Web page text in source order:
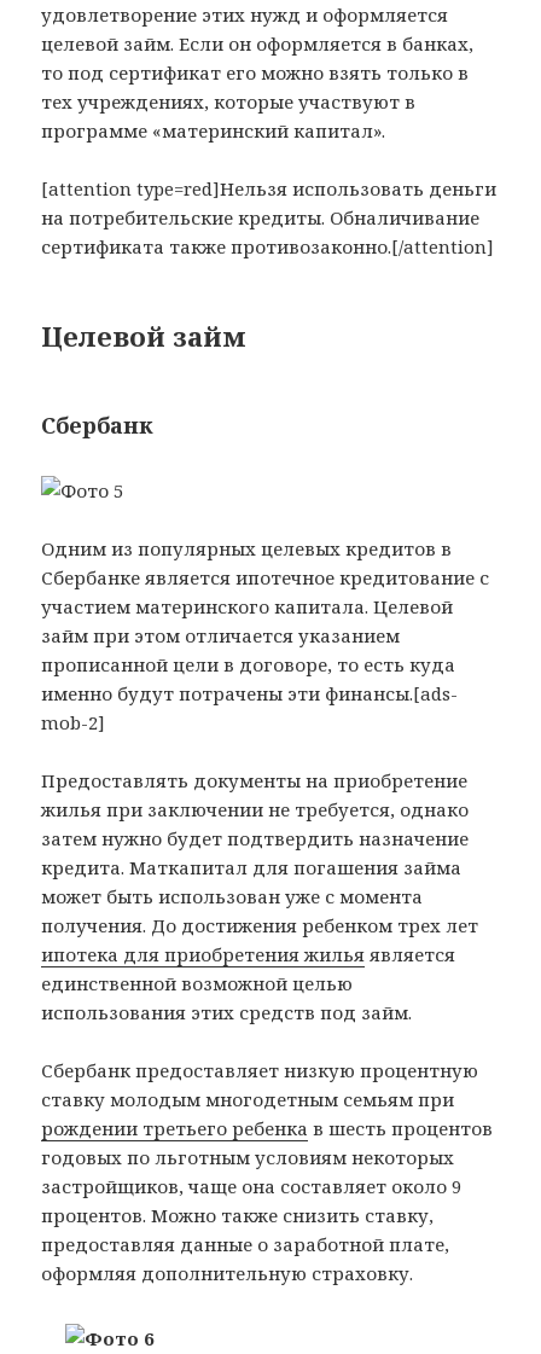
удовлетворение этих нужд и оформляется
целевой займ. Если он оформляется в банках,
то под сертификат его можно взять только в
тех учреждениях, которые участвуют в
программе «материнский капитал».
[attention type=red]Нельзя использовать деньги
на потребительские кредиты. Обналичивание
сертификата также противозаконно.[/attention]
Целевой займ
Сбербанк
Одним из популярных целевых кредитов в
Сбербанке является ипотечное кредитование с
участием материнского капитала. Целевой
займ при этом отличается указанием
прописанной цели в договоре, то есть куда
именно будут потрачены эти финансы.[ads-
mob-2]
Предоставлять документы на приобретение
жилья при заключении не требуется, однако
затем нужно будет подтвердить назначение
кредита. Маткапитал для погашения займа
может быть использован уже с момента
получения. До достижения ребенком трех лет
ипотека для приобретения жилья является
единственной возможной целью
использования этих средств под займ.
Сбербанк предоставляет низкую процентную
ставку молодым многодетным семьям при
рождении третьего ребенка в шесть процентов
годовых по льготным условиям некоторых
застройщиков, чаще она составляет около 9
процентов. Можно также снизить ставку,
предоставляя данные о заработной плате,
оформляя дополнительную страховку.